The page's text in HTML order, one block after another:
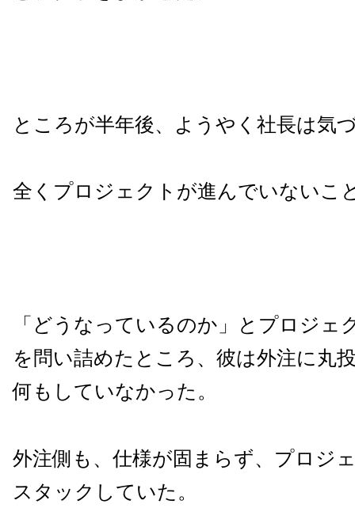
ところが半年後、ようやく社長は気
全くプロジェクトが進んでいないこ
「どうなっているのか」とプロジェ
を問い詰めたところ、彼は外注に丸
何もしていなかった。
外注側も、仕様が固まらず、プロジ
スタックしていた。